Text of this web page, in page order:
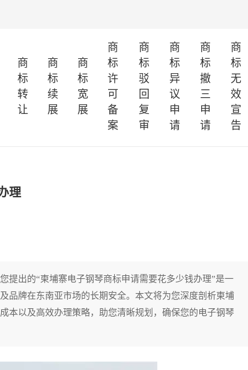
商
标
转
让
商
标
续
展
商
标
宽
展
商
标
许
可
备
案
商
标
驳
回
复
审
商
标
异
议
申
请
商
标
撤
三
申
请
商
标
无
效
宣
告
理
提出的“柬埔寨电子钢琴商标申请需要花多少钱办理”是一
品牌在东南亚市场的长期安全。本文将为您深度剖析柬埔
本以及高效办理策略，助您清晰规划，确保您的电子钢琴